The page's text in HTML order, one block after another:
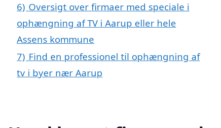
6) Oversigt over firmaer med speciale i
ophængning af TV i Aarup eller hele
Assens kommune
7) Find en professionel til ophængning af
tv i byer nær Aarup